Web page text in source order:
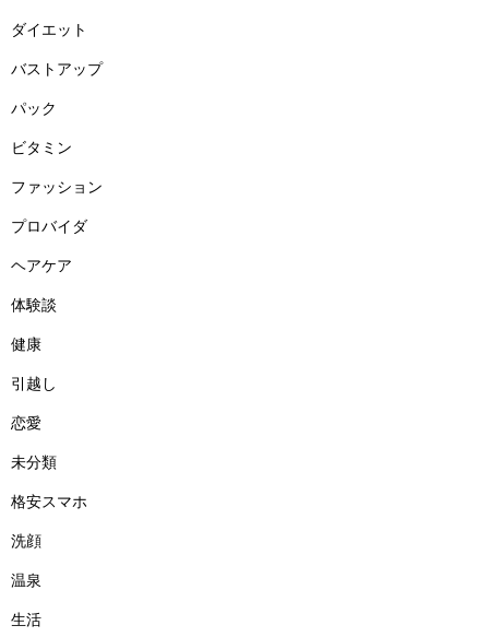
ダイエット
バストアップ
パック
ビタミン
ファッション
プロバイダ
ヘアケア
体験談
健康
引越し
恋愛
未分類
格安スマホ
洗顔
温泉
生活